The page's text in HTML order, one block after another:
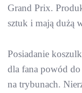
Grand Prix.
sztuk i mają dużą
Posiadanie
dla fana powód
na trybunach.